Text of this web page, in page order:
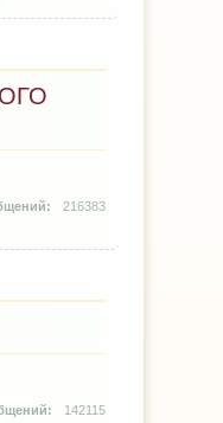
216383
142115